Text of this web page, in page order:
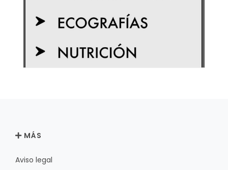
MÁS
Aviso legal